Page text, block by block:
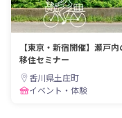
【東京・新宿開催】瀬戸
移住セミナー
香川県土庄町
イベント・体験